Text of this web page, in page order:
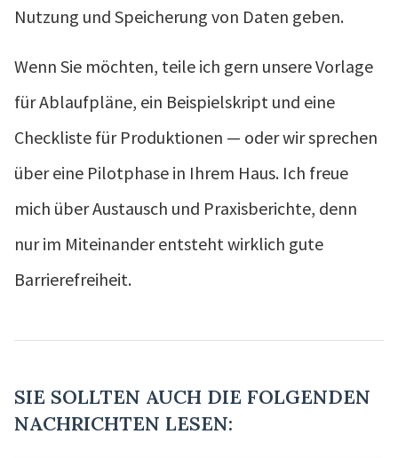
Nutzung und Speicherung von Daten geben.
Wenn Sie möchten, teile ich gern unsere Vorlage
für Ablaufpläne, ein Beispielskript und eine
Checkliste für Produktionen — oder wir sprechen
über eine Pilotphase in Ihrem Haus. Ich freue
mich über Austausch und Praxisberichte, denn
nur im Miteinander entsteht wirklich gute
Barrierefreiheit.
SIE SOLLTEN AUCH DIE FOLGENDEN
NACHRICHTEN LESEN: